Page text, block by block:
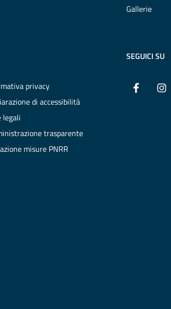
Gallerie
privacy
di accessibilità
legali
trasparente
misure PNRR
SEGUICI SU
Facebook